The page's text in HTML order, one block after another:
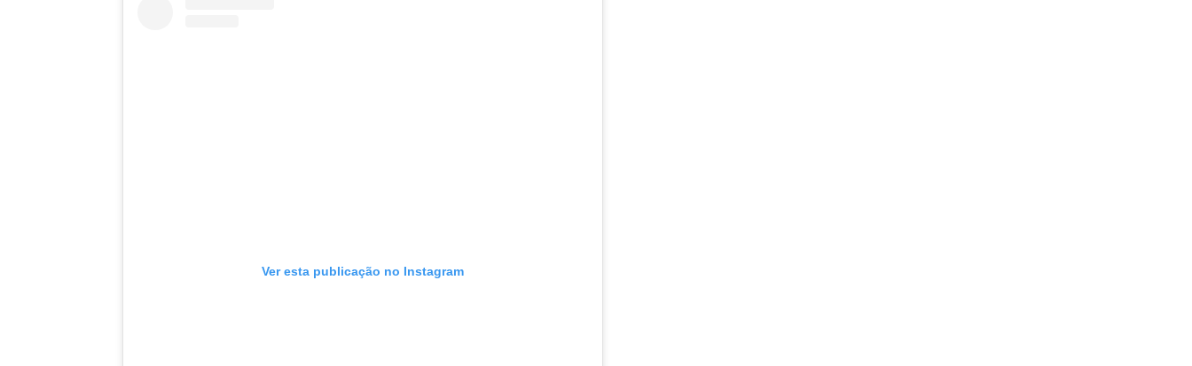
Ver esta publicação no Instagram